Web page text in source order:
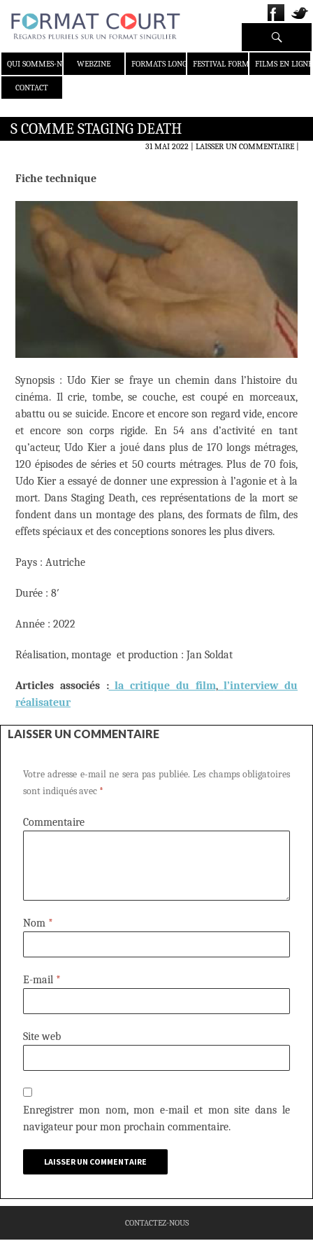
QUI SOMMES-NOUS ?WEBZINE FORMATS LONGS FESTIVAL FORMAT COURT
FILMS EN LIGNE
CONTACT
Recherche
S COMME STAGING DEATH
31 MAI 2022 LAISSER UN COMMENTAIRE|
Fiche technique
Synopsis : Udo Kier se fraye un chemin dans l’histoire du
cinéma. Il crie, tombe, se couche, est coupé en morceaux,
abattu ou se suicide. Encore et encore son regard vide, encore
et encore son corps rigide. En 54 ans d’activité en tant
qu’acteur, Udo Kier a joué dans plus de 170 longs métrages,
120 épisodes de séries et 50 courts métrages. Plus de 70 fois,
Udo Kier a essayé de donner une expression à l’agonie et à la
mort. Dans Staging Death, ces représentations de la mort se
fondent dans un montage des plans, des formats de film, des
effets spéciaux et des conceptions sonores les plus divers.
Pays : Autriche
Durée : 8′
Année : 2022
Réalisation, montage et production : Jan Soldat
Articles associés :la critique du film, l’interview du
réalisateur
LAISSER UN COMMENTAIRE
Votre adresse e-mail ne sera pas publiée. Les champs obligatoires
sont indiqués avec *
Commentaire
Nom *
E-mail *
Site web
Enregistrer mon nom, mon e-mail et mon site dans le
navigateur pour mon prochain commentaire.
CONTACTEZ-NOUS